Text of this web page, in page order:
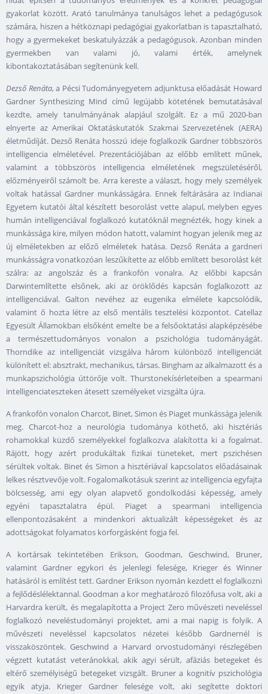
gyakorlat között. Arató tanulmánya tanulságos lehet a pedagógusok
számára, hiszen a hétköznapi pedagógiai gyakorlatban is tapasztalható,
hogy a gyermekeket beskatulyázzák a pedagógusok. Azonban minden
gyermekben van valami jó, valami érték, amelynek
kibontakoztatásában segítenünk kell.
Dezső Renáta, a Pécsi Tudományegyetem adjunktusa előadását Howard
Gardner Synthesizing Mind című legújabb kötetének bemutatásával
kezdte, amely tanulmányának alapjául szolgált. Ez a mű 2020-ban
elnyerte az Amerikai Oktatáskutatók Szakmai Szervezetének (AERA)
életműdíját. Dezső Renáta hosszú ideje foglalkozik Gardner többszörös
intelligencia elméletével. Prezentációjában az előbb említett műnek,
valamint a többszörös intelligencia elméletének megszületéséről,
előzményeiről számolt be. Arra kereste a választ, hogy mely személyek
voltak hatással Gardner munkásságára. Ennek feltárására az Indianai
Egyetem kutatói által készített besorolást vette alapul, melyben egyes
humán intelligenciával foglalkozó kutatóknál megnézték, hogy kinek a
munkássága kire, milyen módon hatott, valamint hogyan jelenik meg az
új elméletekben az előző elméletek hatása. Dezső Renáta a gardneri
munkásságra vonatkozóan leszűkítette az előbb említett besorolást két
szálra: az angolszáz és a frankofón vonalra. Az előbbi kapcsán
Darwintemlítette elsőnek, aki az öröklődés kapcsán foglalkozott az
intelligenciával. Galton nevéhez az eugenika elmélete kapcsolódik,
valamint ő hozta létre az első mentális tesztelési központot. Catellaz
Egyesült Államokban elsőként emelte be a felsőoktatási alapképzésébe
a természettudományos vonalon a pszichológia tudományágát.
Thorndike az intelligenciát vizsgálva három különböző intelligenciát
különített el: absztrakt, mechanikus, társas. Bingham az alkalmazott és a
munkapszichológia úttörője volt. Thurstonekísérleteiben a spearmani
intelligenciateszteken átesett személyeket vizsgálta újra.
A frankofón vonalon Charcot, Binet, Simon és Piaget munkássága jelenik
meg. Charcot-hoz a neurológia tudománya köthető, aki hisztériás
rohamokkal küzdő személyekkel foglalkozva alakította ki a fogalmat.
Rájött, hogy azért produkáltak fizikai tüneteket, mert pszichésen
sérültek voltak. Binet és Simon a hisztériával kapcsolatos előadásainak
lelkes résztvevője volt. Fogalomalkotásuk szerint az intelligencia egyfajta
bölcsesség, ami egy olyan alapvető gondolkodási képesség, amely
egyéni tapasztalatra épül. Piaget a spearmani intelligencia
ellenpontozásaként a mindenkori aktualizált képességeket és az
adottságokat folyamatos körforgásként fogja fel.
A kortársak tekintetében Erikson, Goodman, Geschwind, Bruner,
valamint Gardner egykori és jelenlegi felesége, Krieger és Winner
hatásáról is említést tett. Gardner Erikson nyomán kezdett el foglalkozni
a fejlődéslélektannal. Goodman a kor meghatározó filozófusa volt, aki a
Harvardra került, és megalapította a Project Zero művészeti neveléssel
foglalkozó neveléstudományi projektet, ami a mai napig is folyik. A
művészeti neveléssel kapcsolatos nézetei később Gardnernél is
visszaköszöntek. Geschwind a Harvard orvostudományi részlegében
végzett kutatást veteránokkal, akik agyi sérült, afáziás betegeket és
eltérő személyiségű betegeket vizsgált. Bruner a kognitív pszichológia
egyik atyja. Krieger Gardner felesége volt, aki segítette doktori